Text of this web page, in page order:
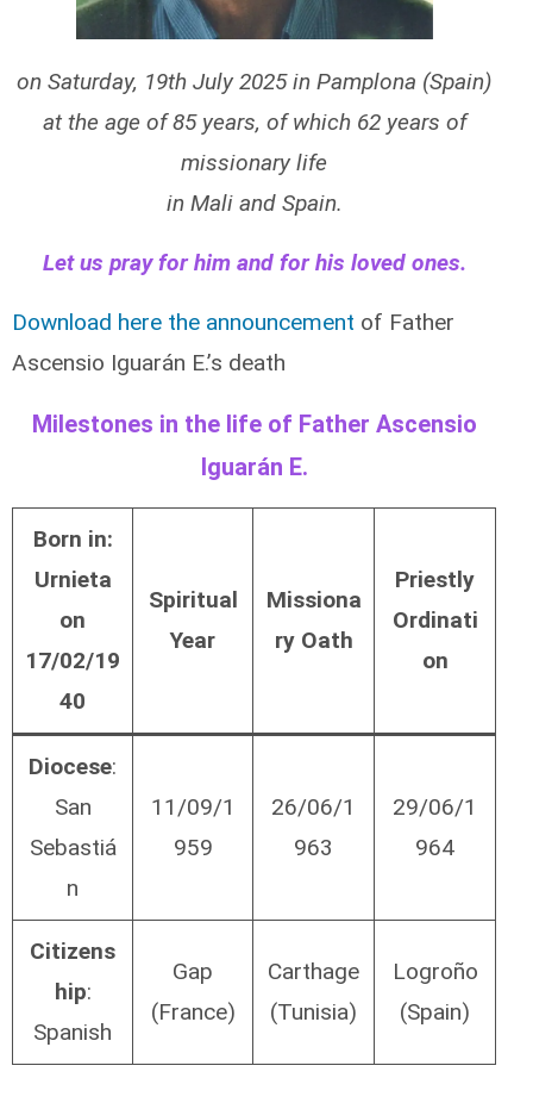
on Saturday, 19th July 2025 in Pamplona (Spain)
at the age of 85 years, of which 62 years of
missionary life
in Mali and Spain.
Let us pray for him and for his loved ones.
Download here the announcement of Father
Ascensio Iguarán E.’s death
Milestones in the life of Father Ascensio
Iguarán E.
Born in:
Urnieta
on
17/02/19
40
Spiritual
Year
Missiona
ry Oath
Priestly
Ordinati
on
Diocese:
San
Sebastiá
n
11/09/1
959
26/06/1
963
29/06/1
964
Citizens
hip:
Spanish
Gap
(France)
Carthage
(Tunisia)
Logroño
(Spain)